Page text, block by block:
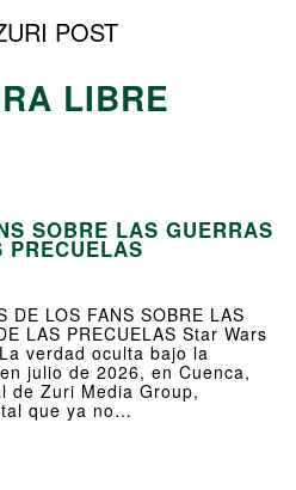
POST
LIBRE
SOBRE LAS GUERRAS
PRECUELAS
DE LOS FANS SOBRE LAS
LAS PRECUELAS Star Wars
verdad oculta bajo la
julio de 2026, en Cuenca,
de Zuri Media Group,
que ya no…